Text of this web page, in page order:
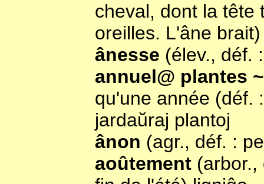
cheval, dont la tête
oreilles. L'âne
ânesse (élev., déf.
annuel@ plantes
qu'une année (déf.
jardaŭraj plantoj
ânon (agr., déf. :
aoûtement